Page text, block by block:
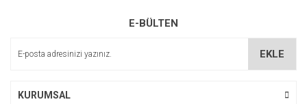
Ürün açıklamasında eksik bilgiler bulunuyor.
E-BÜLTEN
EKLE
KURUMSAL